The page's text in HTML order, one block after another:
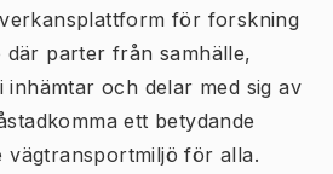
för forskning
parter från samhälle,
inhämtar och delar med sig av
ett betydande
vägtransportmiljö för alla.